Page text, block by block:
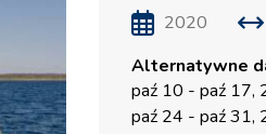
2020
Alternatywne
paź 10 - paź 17,
paź 24 - paź 31,
Region Żeglarski Split
Region Żeglarski
Dubrownik